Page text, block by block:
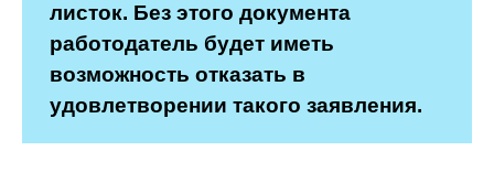
листок. Без этого документа
работодатель будет иметь
возможность отказать в
удовлетворении такого заявления.